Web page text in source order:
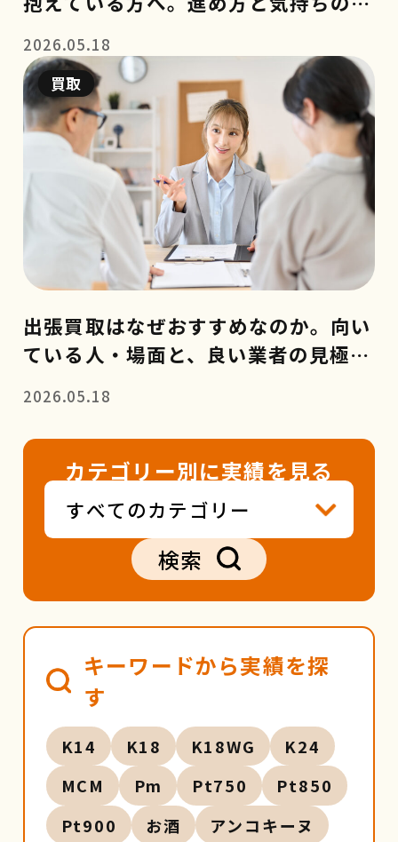
2026.05.18
買取
出張買取はなぜおすすめなのか。向い
ている人・場面と、良い業者の見極め
2026.05.18
カテゴリー別に実績を見る
検索
キーワードから実績を探
す
K14 K18 K18WG
K24
MCM
Pm Pt750
Pt850
Pt900
お酒 アンコキーヌ